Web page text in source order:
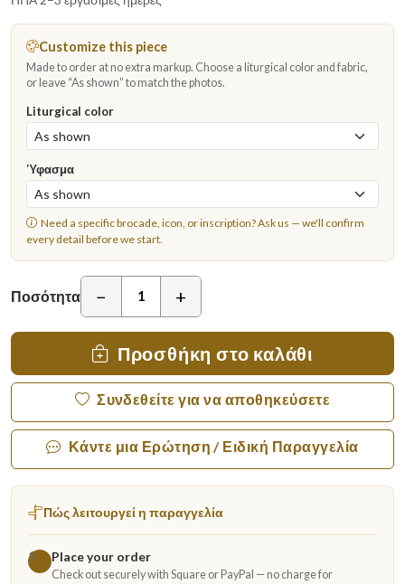
Customize this piece
Made to order at no extra markup. Choose a liturgical color and fabric,
or leave “As shown” to match the photos.
Liturgical color
Ύφασμα
Need a specific brocade, icon, or inscription?Ask us — we'll confirm
every detail before we start.
Ποσότητα − +
Προσθήκη στο καλάθι
Συνδεθείτε για να αποθηκεύσετε
Κάντε μια Ερώτηση / Ειδική Παραγγελία
Πώς λειτουργεί η παραγγελία
1 Place your order
Check out securely with Square or PayPal — no charge for